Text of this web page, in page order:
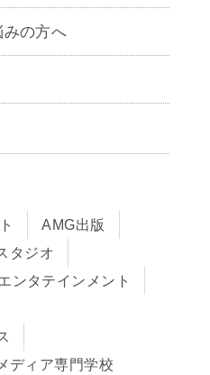
みの方へ
ントリー
度
AMG出版
タジオ
ンタテインメント
ディア専門学校